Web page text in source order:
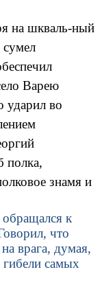
на шкваль-ный
сумел
Варею
ударил во
полка,
знамя и
к
что
врага, думая,
самых